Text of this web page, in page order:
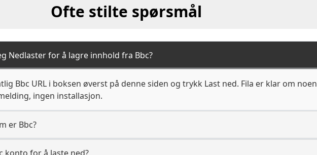
Ofte stilte spørsmål
Nedlaster for å lagre innhold fra Bbc?
Bbc URL i boksen øverst på denne siden og trykk Last ned. Fila er klar om noen
ingen installasjon.
er Bbc?
konto for å laste ned?